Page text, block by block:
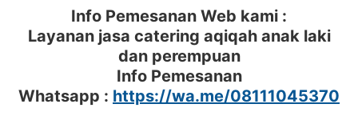
Info Pemesanan Web kami :
Layanan jasa catering aqiqah anak laki
dan perempuan
Info Pemesanan
Whatsapp : https://wa.me/08111045370